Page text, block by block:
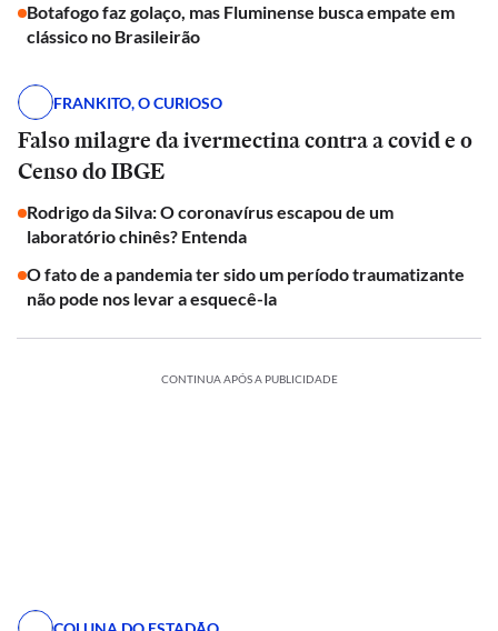
Botafogo faz golaço, mas Fluminense busca empate em
clássico no Brasileirão
FRANKITO, O CURIOSO
Falso milagre da ivermectina contra a covid e o
Censo do IBGE
Rodrigo da Silva: O coronavírus escapou de um
laboratório chinês? Entenda
O fato de a pandemia ter sido um período traumatizante
não pode nos levar a esquecê-la
CONTINUA APÓS A PUBLICIDADE